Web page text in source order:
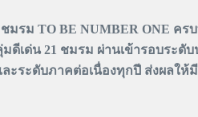
รม TO BE NUMBER ONE คร
เด่น 21 ชมรม ผ่านเข้ารอบระดั
ะระดับภาคต่อเนื่องทุกปี ส่งผลใ